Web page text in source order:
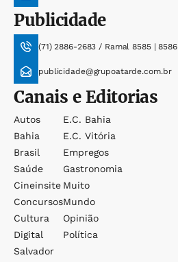
Publicidade
(71) 2886-2683 / Ramal 8585 | 8586
publicidade@grupoatarde.com.br
Canais e Editorias
Autos
Bahia
Brasil
Saúde
Cineinsite
Concursos
Cultura
Digital
Salvador
E.c. Bahia
E.c. Vitória
Empregos
Gastronomia
Muito
Mundo
Opinião
Política